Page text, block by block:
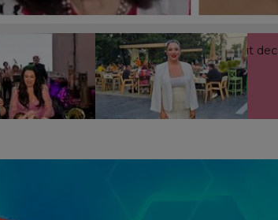
le primește de la mama ei. Vedeta a făcut